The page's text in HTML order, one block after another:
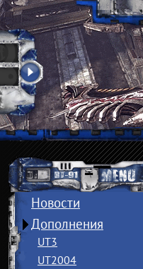
Новости
Дополнения
UT3
UT2004